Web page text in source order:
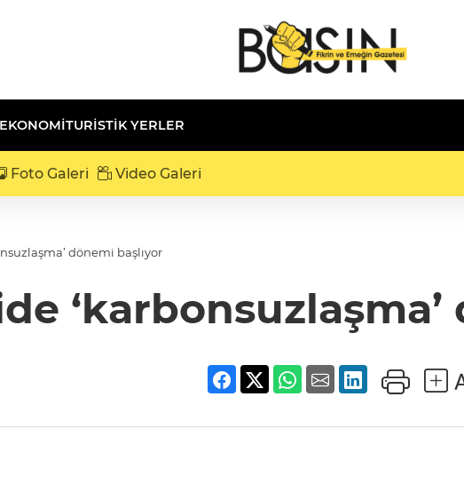
EKONOMİTURISTIK YERLER
Foto Galeri Video Galeri
dönemi başlıyor